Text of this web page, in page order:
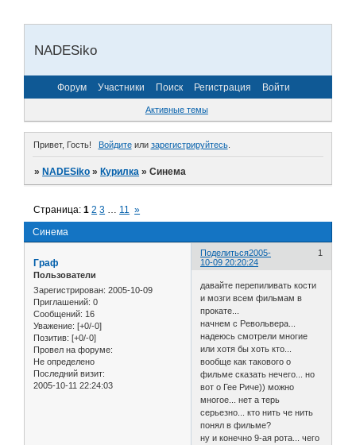
NADESiko
Форум Участники Поиск Регистрация Войти
Активные темы
Привет, Гость! Войдитеили зарегистрируйтесь.
»NADESiko »Курилка »Синема
Синема
Страница:1 2 3 … 11 »
Поделиться 1
2005-
10-09 20:20:24
Граф
Пользователи
Зарегистрирован: 2005-10-09
Приглашений: 0
Сообщений: 16
Уважение: [+0/-0]
Позитив: [+0/-0]
Провел на форуме:
Не определено
Последний визит:
2005-10-11 22:24:03
давайте перепиливать кости
и мозги всем фильмам в
прокате...
начнем с Револьвера...
надеюсь смотрели многие
или хотя бы хоть кто...
вообще как такового о
фильме сказать нечего... но
вот о Гее Риче)) можно
многое... нет а терь
серьезно... кто нить че нить
понял в фильме?
ну и конечно 9-ая рота... чего